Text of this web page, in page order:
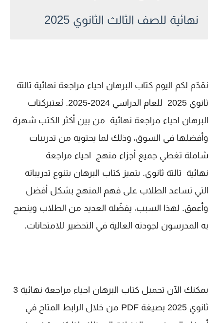
نهائية للصف الثالث الثانوي 2025
نقدّم لكم اليوم كتاب البرهان احياء مراجعة نهائية تالتة
ثانوي 2025 للعام الدراسي 2024-2025. يُعتبركتاب
البرهان احياء مراجعة نهائية من بين أكثر الكتب شهرة
وأفضلها في السوق، وذلك لما يحتويه من تدريبات
شاملة تغطي جميع أجزاء منهج احياء مراجعة
نهائية تالتة ثانوي. يتميز كتاب البرهان بتنوع تدريباته
التي تساعد الطلاب على فهم المنهج بشكل أفضل
وأعمق. لهذا السبب، يفضّله العديد من الطلاب وينصح
به المدرسون لجودته العالية في التحضير للامتحانات.
يمكنك الآن تحميل كتاب البرهان احياء مراجعة نهائية 3
ثانوي 2025 بصيغة PDF من خلال الرابط المتاح في